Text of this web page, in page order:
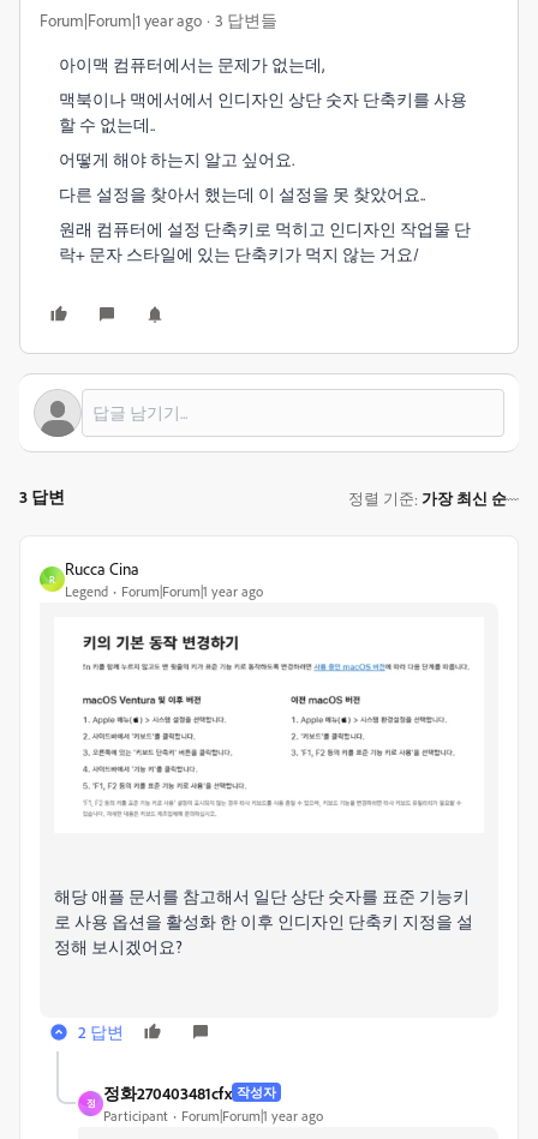
Forum|Forum|1 year ago 3 답변들
아이맥 컴퓨터에서는 문제가 없는데,
맥북이나 맥에서에서 인디자인 상단 숫자 단축키를 사용
할 수 없는데..
어떻게 해야 하는지 알고 싶어요.
다른 설정을 찾아서 했는데 이 설정을 못 찾았어요..
원래 컴퓨터에 설정 단축키로 먹히고 인디자인 작업물 단
락+ 문자 스타일에 있는 단축키가 먹지 않는 거요/
3 답변 정렬 기준: 가장 최신 순
R
Rucca Cina
Legend Forum|Forum|1 year ago
해당 애플 문서를 참고해서 일단 상단 숫자를 표준 기능키
로 사용 옵션을 활성화 한 이후 인디자인 단축키 지정을 설
정해 보시겠어요?
2 답변
정
정화270403481cfx 작성자
Participant Forum|Forum|1 year ago